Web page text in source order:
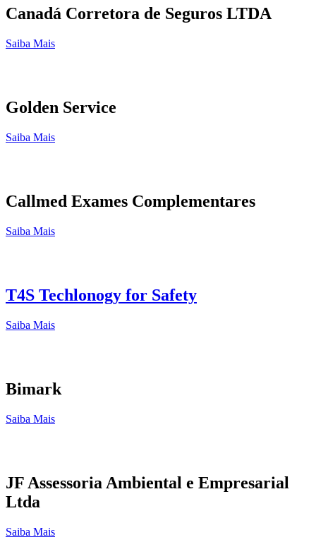
Canadá Corretora de Seguros LTDA
Saiba Mais
Golden Service
Saiba Mais
Callmed Exames Complementares
Saiba Mais
T4S Techlonogy for Safety
Saiba Mais
Bimark
Saiba Mais
JF Assessoria Ambiental e Empresarial
Ltda
Saiba Mais